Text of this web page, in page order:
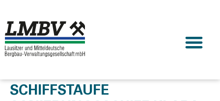
SCHIFFSTAUFE